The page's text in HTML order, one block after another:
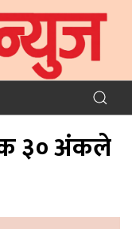
३० अंकले